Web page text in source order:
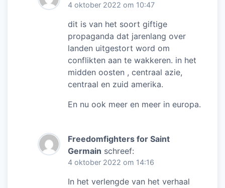
4 oktober 2022 om 10:47
dit is van het soort giftige
propaganda dat jarenlang over
landen uitgestort word om
conflikten aan te wakkeren. in het
midden oosten , centraal azie,
centraal en zuid amerika.
En nu ook meer en meer in europa.
Freedomfighters for Saint
Germain schreef:
4 oktober 2022 om 14:16
In het verlengde van het verhaal